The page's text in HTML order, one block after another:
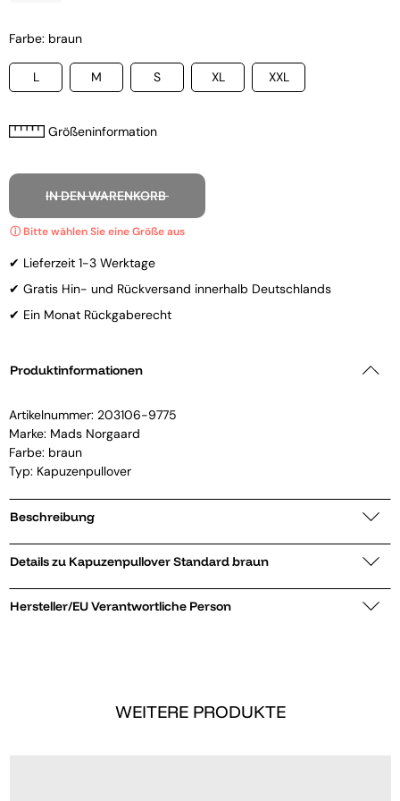
Farbe: braun
L M S XL XXL
Größeninformation
IN DEN WARENKORB
✔ Lieferzeit 1-3 Werktage
✔ Gratis Hin- und Rückversand innerhalb Deutschlands
✔ Ein Monat Rückgaberecht
Produktinformationen
Artikelnummer: 203106-9775
Marke: Mads Norgaard
Farbe: braun
Typ: Kapuzenpullover
Beschreibung
Details zu Kapuzenpullover Standard braun
Hersteller/EU Verantwortliche Person
WEITERE PRODUKTE